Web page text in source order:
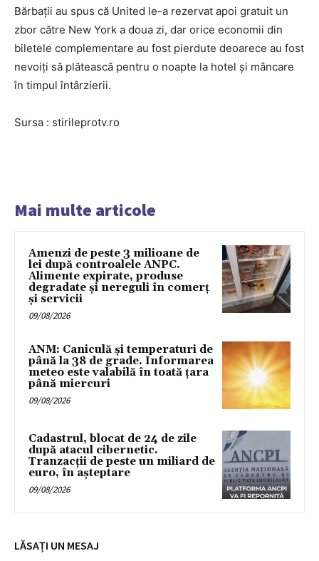
Bărbații au spus că United le-a rezervat apoi gratuit un
zbor către New York a doua zi, dar orice economii din
biletele complementare au fost pierdute deoarece au fost
nevoiți să plătească pentru o noapte la hotel și mâncare
în timpul întârzierii.
Sursa : stirileprotv.ro
Mai multe articole
Amenzi de peste 3 milioane de
lei după controalele ANPC.
Alimente expirate, produse
degradate și nereguli în comerț
și servicii
09/08/2026
ANM: Caniculă și temperaturi de
până la 38 de grade. Informarea
meteo este valabilă în toată țara
până miercuri
09/08/2026
Cadastrul, blocat de 24 de zile
după atacul cibernetic.
Tranzacții de peste un miliard de
euro, în așteptare
09/08/2026
LĂSAȚI UN MESAJ